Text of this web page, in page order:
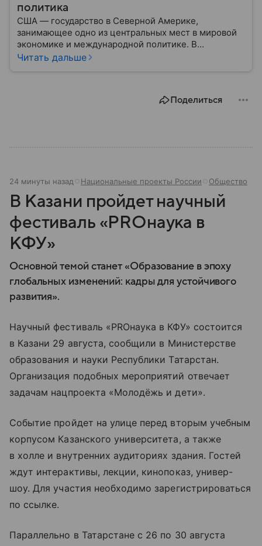
политика
США — государство в Северной Америке,
занимающее одно из центральных мест в мировой
экономике и международной политике. В
материале — основные сведения об этой стране.
Читать дальше
Поделиться
24 минуты назад Национальные проекты России Общество
В Казани пройдет научный
фестиваль «PROнаука в
КФУ»
Основной темой станет «Образование в эпоху
глобальных изменений: кадры для устойчивого
развития».
Научный фестиваль «PRОнаука в КФУ» состоится
в Казани 29 августа, сообщили в Министерстве
образования и науки Республики Татарстан.
Организация подобных мероприятий отвечает
задачам нацпроекта «Молодёжь и дети».
Событие пройдет на улице перед вторым учебным
корпусом Казанского университета, а также
в холле и внутренних аудиториях здания. Гостей
ждут интерактивы, лекции, кинопоказ, универ-
шоу. Для участия необходимо зарегистрироваться
по ссылке.
Параллельно в Татарстане с 26 по 30 августа